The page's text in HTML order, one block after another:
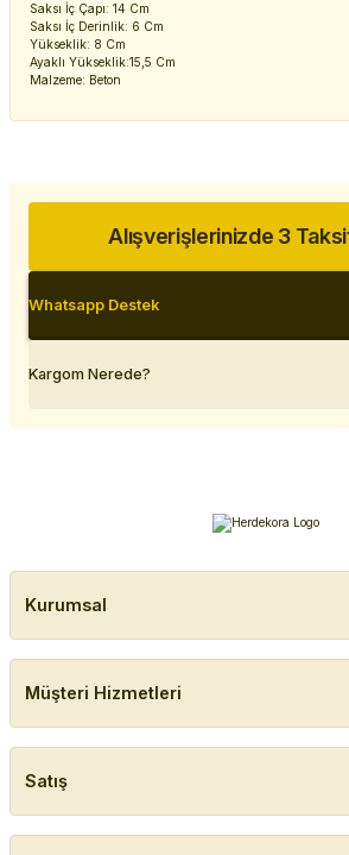
Saksı İç Çapı: 14 Cm
Saksı İç Derinlik: 6 Cm
Yükseklik: 8 Cm
Ayaklı Yükseklik:15,5 Cm
Malzeme: Beton
Alışverişlerinizde 3 Taksit
Whatsapp Destek
Kargom Nerede?
Kurumsal
Müşteri Hizmetleri
Satış